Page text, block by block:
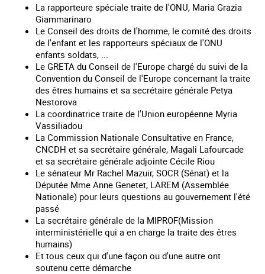
La rapporteure spéciale traite de l'ONU, Maria Grazia
Giammarinaro
Le Conseil des droits de l'homme, le comité des droits
de l'enfant et les rapporteurs spéciaux de l'ONU
enfants soldats, ...
Le GRETA du Conseil de l'Europe chargé du suivi de la
Convention du Conseil de l'Europe concernant la traite
des êtres humains et sa secrétaire générale Petya
Nestorova
La coordinatrice traite de l'Union européenne Myria
Vassiliadou
La Commission Nationale Consultative en France,
CNCDH et sa secrétaire générale, Magali Lafourcade
et sa secrétaire générale adjointe Cécile Riou
Le sénateur Mr Rachel Mazuir, SOCR (Sénat) et la
Députée Mme Anne Genetet, LAREM (Assemblée
Nationale) pour leurs questions au gouvernement l'été
passé
La secrétaire générale de la MIPROF(Mission
interministérielle qui a en charge la traite des êtres
humains)
Et tous ceux qui d'une façon ou d'une autre ont
soutenu cette démarche